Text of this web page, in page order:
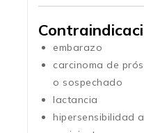
embarazo
carcinoma de
o sospechado
lactancia
hipersensibilidad